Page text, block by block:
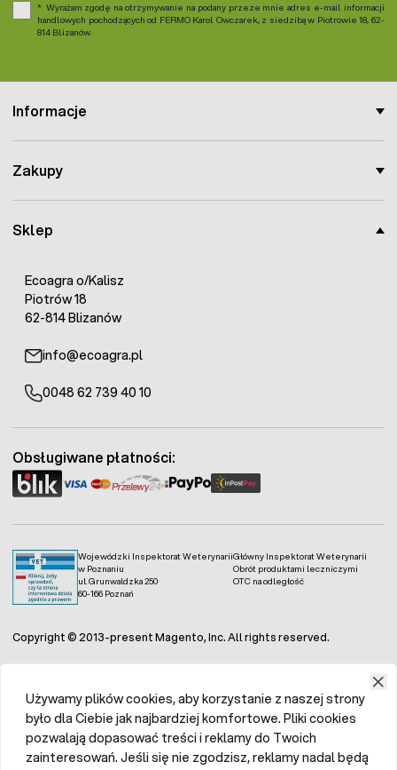
Sklep
Ecoagra o/Kalisz
Piotrów 18
62-814 Blizanów
info@ecoagra.pl
0048 62 739 40 10
Informacje
Zakupy
Wyrażam zgodę na otrzymywanie na podany przeze mnie adres e-mail informacji
handlowych pochodzących od FERMO Karol Owczarek, z siedzibą w Piotrowie 18, 62-
814 Blizanów.
Wojewódzki Inspektorat Weterynarii
w Poznaniu
ul. Grunwaldzka 250
60-166 Poznań
Główny Inspektorat Weterynarii
Obrót produktami leczniczymi
OTC na odległość
Obsługiwane płatności:
Copyright © 2013-present Magento, Inc. All rights reserved.
Używamy plików cookies, aby korzystanie z naszej strony
było dla Ciebie jak najbardziej komfortowe. Pliki cookies
pozwalają dopasować treści i reklamy do Twoich
zainteresowań. Jeśli się nie zgodzisz, reklamy nadal będą